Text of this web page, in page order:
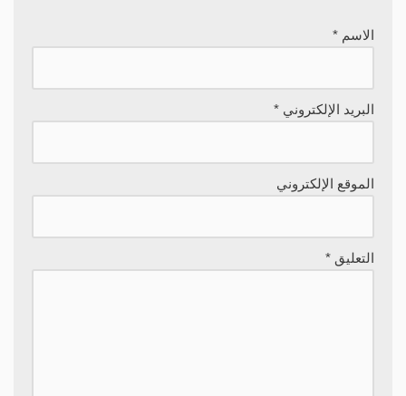
الاسم *
البريد الإلكتروني *
الموقع الإلكتروني
التعليق *